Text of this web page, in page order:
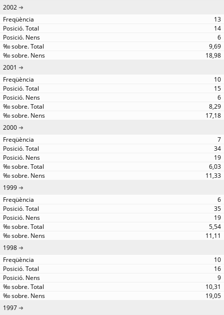
2002
13
14
6
9,69
18,98
2001
10
15
6
8,29
17,18
2000
7
34
19
6,03
11,33
1999
6
35
19
5,54
11,11
1998
10
16
9
10,31
19,05
1997